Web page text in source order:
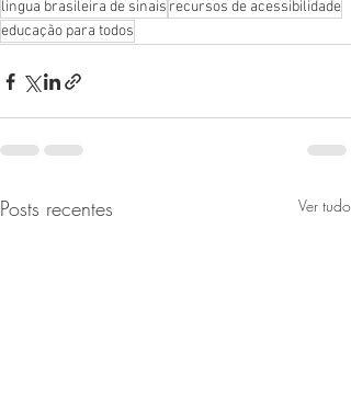
lingua brasileira de sinais recursos de acessibilidade
educação para todos
Posts recentes Ver tudo